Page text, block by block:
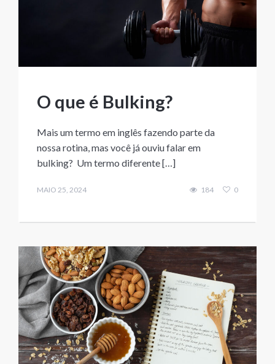
O que é Bulking?
Mais um termo em inglês fazendo parte da
nossa rotina, mas você já ouviu falar em
bulking? Um termo diferente […]
MAIO 25, 2024 184 0